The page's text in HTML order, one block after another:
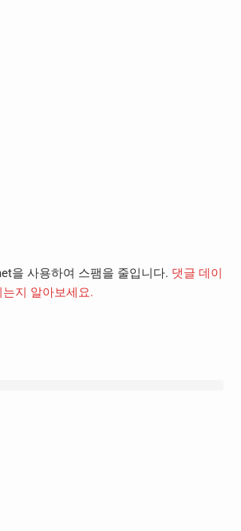
을 사용하여 스팸을 줄입니다. 댓글 데이
지 알아보세요.